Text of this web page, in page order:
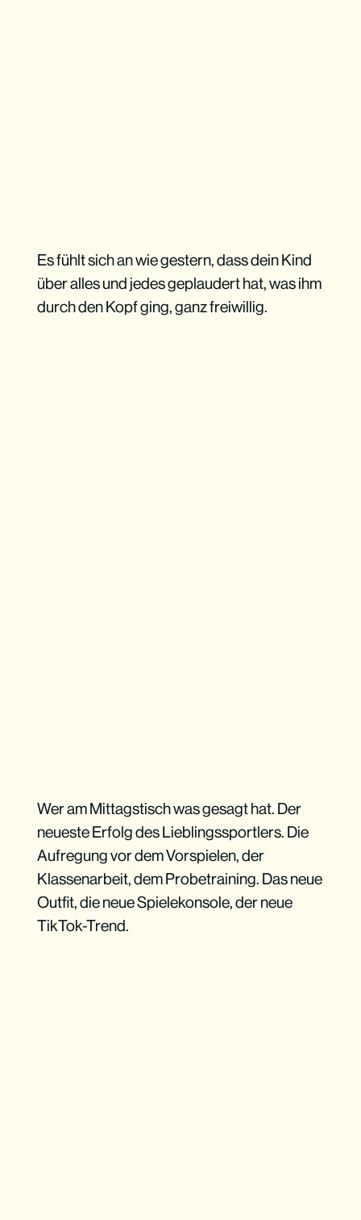
Es fühlt sich an wie gestern, dass dein Kind
über alles und jedes geplaudert hat, was ihm
durch den Kopf ging, ganz freiwillig.
Wer am Mittagstisch was gesagt hat. Der
neueste Erfolg des Lieblingssportlers. Die
Aufregung vor dem Vorspielen, der
Klassenarbeit, dem Probetraining. Das neue
Outfit, die neue Spielekonsole, der neue
TikTok-Trend.